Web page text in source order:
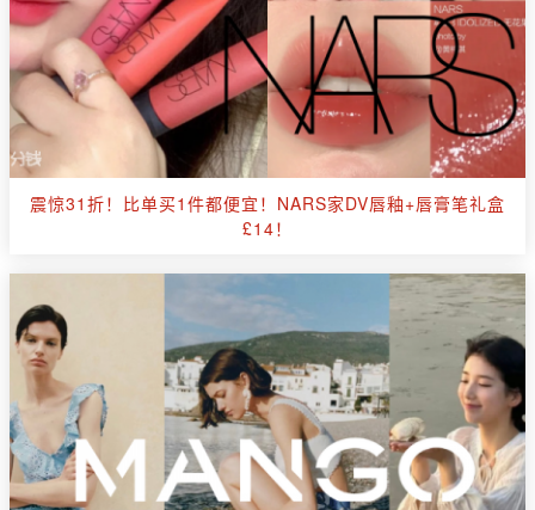
震惊31折！比单买1件都便宜！NARS家DV唇釉+唇膏笔礼盒
£14！